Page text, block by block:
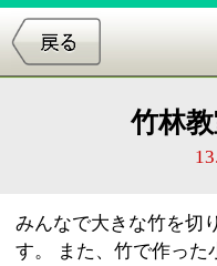
13.12.18更新
みんなで大きな竹を切り倒して竹
日（土曜日）に中央図書館（金
習会を行ないます。 第1回、第2
城県つくばみらい市、古民家松